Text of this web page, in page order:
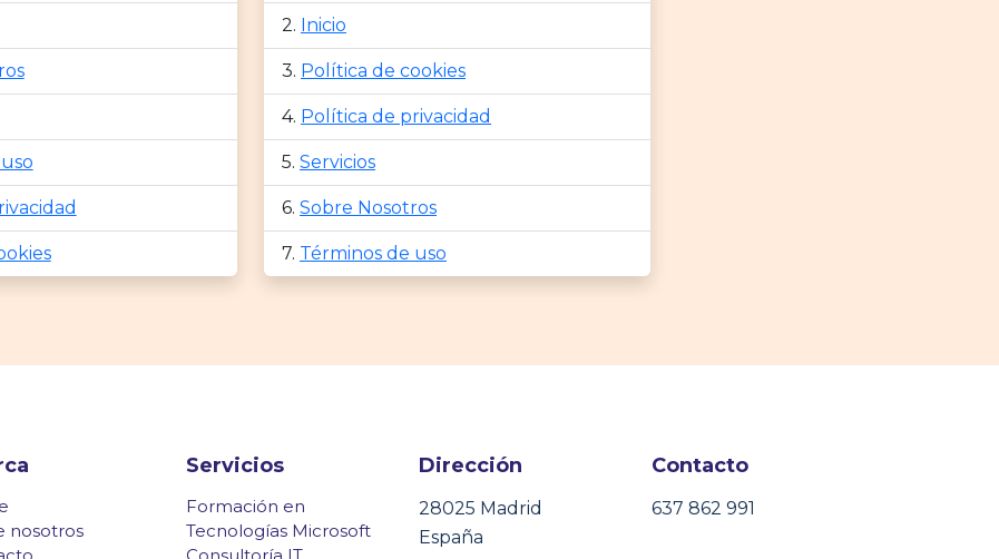
Inicio
Política de cookies
Política de privacidad
Servicios
Sobre Nosotros
Términos de uso
nosotros
Servicios
Formación en
Tecnologías Microsoft
Dirección
28025 Madrid
España
Contacto
637 862 991